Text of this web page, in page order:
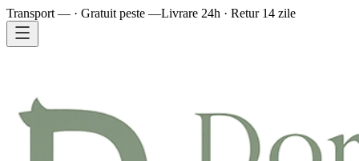
Transport — · Gratuit peste —Livrare 24h · Retur 14 zile